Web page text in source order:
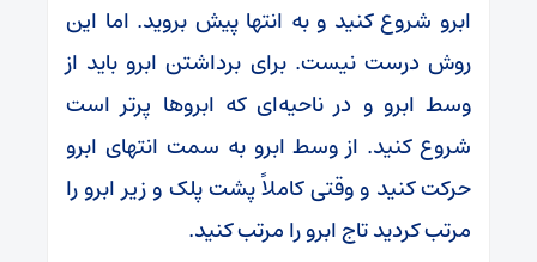
ابرو شروع کنید و به انتها پیش بروید. اما این
روش درست نیست. برای برداشتن ابرو باید از
وسط ابرو و در ناحیه‌ای که ابروها پرتر است
شروع کنید. از وسط ابرو به سمت انتهای ابرو
حرکت کنید و وقتی کاملاً پشت پلک و زیر ابرو را
مرتب کردید تاج ابرو را مرتب کنید.